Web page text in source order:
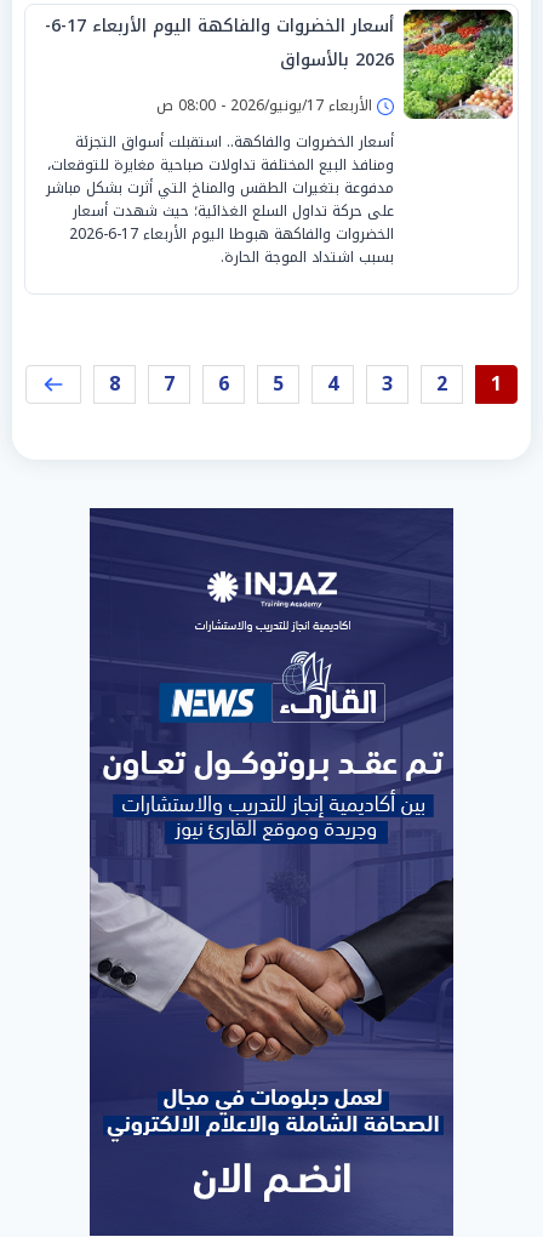
أسعار الخضروات والفاكهة اليوم الأربعاء 17-6-
2026 بالأسواق
الأربعاء 17/يونيو/2026 - 08:00 ص
أسعار الخضروات والفاكهة.. استقبلت أسواق التجزئة
ومنافذ البيع المختلفة تداولات صباحية مغايرة للتوقعات،
مدفوعة بتغيرات الطقس والمناخ التي أثرت بشكل مباشر
على حركة تداول السلع الغذائية؛ حيث شهدت أسعار
الخضروات والفاكهة هبوطا اليوم الأربعاء 17-6-2026
بسبب اشتداد الموجة الحارة.
1
2
3
4
5
6
7
8